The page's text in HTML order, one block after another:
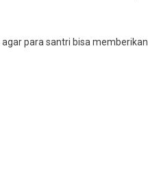
para santri bisa